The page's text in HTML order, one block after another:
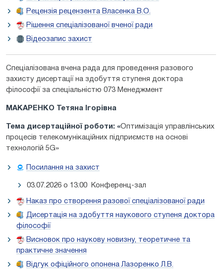
Рецензія рецензента Власенка В.О.
Рішення спеціалізованої вченої ради
Відеозапис захист
Спеціалізована вчена рада для проведення разового
захисту дисертації на здобуття ступеня доктора
філософії за спеціальністю 073 Менеджмент
МАКАРЕНКО Тетяна Ігорівна
Тема дисертаційної роботи: «Оптимізація управлінських
процесів телекомунікаційних підприємств на основі
технологій 5G»
Посилання на захист
03.07.2026 о 13:00 Конференц-зал
Наказ про створення разової спеціалізованої ради
Дисертація на здобуття наукового ступеня доктора
філософії
Висновок про наукову новизну, теоретичне та
практичне значення
Відгук офіційного опонена Лазоренко Л.В.